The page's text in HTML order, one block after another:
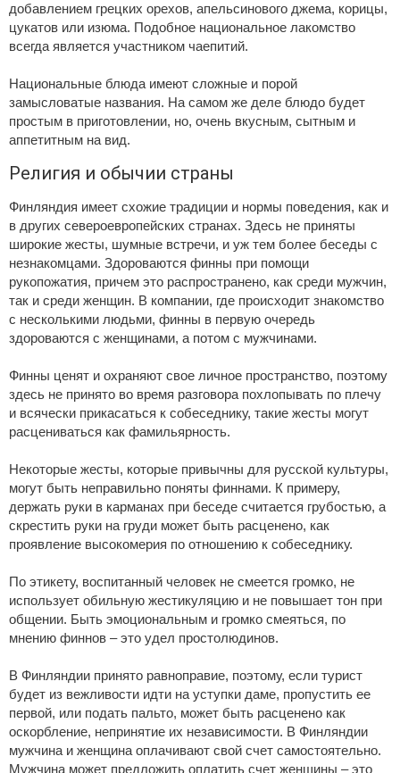
добавлением грецких орехов, апельсинового джема, корицы,
цукатов или изюма. Подобное национальное лакомство
всегда является участником чаепитий.
Национальные блюда имеют сложные и порой
замысловатые названия. На самом же деле блюдо будет
простым в приготовлении, но, очень вкусным, сытным и
аппетитным на вид.
Религия и обычии страны
Финляндия имеет схожие традиции и нормы поведения, как и
в других североевропейских странах. Здесь не приняты
широкие жесты, шумные встречи, и уж тем более беседы с
незнакомцами. Здороваются финны при помощи
рукопожатия, причем это распространено, как среди мужчин,
так и среди женщин. В компании, где происходит знакомство
с несколькими людьми, финны в первую очередь
здороваются с женщинами, а потом с мужчинами.
Финны ценят и охраняют свое личное пространство, поэтому
здесь не принято во время разговора похлопывать по плечу
и всячески прикасаться к собеседнику, такие жесты могут
расцениваться как фамильярность.
Некоторые жесты, которые привычны для русской культуры,
могут быть неправильно поняты финнами. К примеру,
держать руки в карманах при беседе считается грубостью, а
скрестить руки на груди может быть расценено, как
проявление высокомерия по отношению к собеседнику.
По этикету, воспитанный человек не смеется громко, не
использует обильную жестикуляцию и не повышает тон при
общении. Быть эмоциональным и громко смеяться, по
мнению финнов – это удел простолюдинов.
В Финляндии принято равноправие, поэтому, если турист
будет из вежливости идти на уступки даме, пропустить ее
первой, или подать пальто, может быть расценено как
оскорбление, непринятие их независимости. В Финляндии
мужчина и женщина оплачивают свой счет самостоятельно.
Мужчина может предложить оплатить счет женщины – это